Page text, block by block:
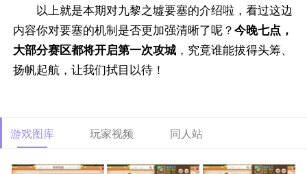
以上就是本期对九黎之墟要塞的介绍啦，看过这边
内容你对要塞的机制是否更加强清晰了呢？今晚七点，
大部分赛区都将开启第一次攻城 ，究竟谁能拔得头筹、
扬帆起航，让我们拭目以待！
游戏图库 玩家视频 同人站